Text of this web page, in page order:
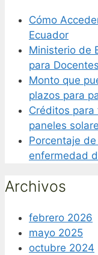
Cómo
Ecuador
Ministerio de
para Docentes
Monto que
plazos para
Créditos
paneles
Porcentaje
enfermedad
Archivos
febrero 2026
mayo 2025
octubre 2024